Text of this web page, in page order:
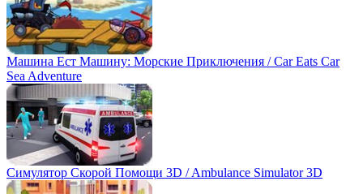
Машина Ест Машину: Морские Приключения / Car Eats Car
Sea Adventure
Симулятор Скорой Помощи 3D / Ambulance Simulator 3D